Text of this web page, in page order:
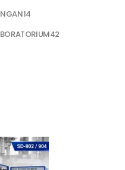
14
42